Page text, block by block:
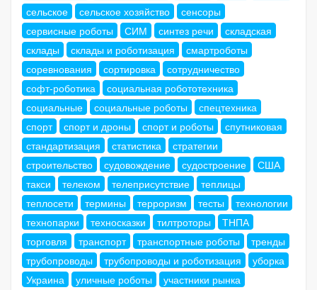
сельское
сельское хозяйство
сенсоры
сервисные роботы
СИМ синтез речи
складская
склады
склады и роботизация
смартроботы
соревнования
сортировка
сотрудничество
софт-роботика
социальная робототехника
социальные
социальные роботы
спецтехника
спорт
спорт и дроны спорт и роботы
спутниковая
стандартизация
статистика
стратегии
строительство
судовождение судостроение
США
такси
телеком телеприсутствие
теплицы
теплосети
термины терроризм тесты
технологии
технопарки
техносказки тилтроторы
ТНПА
торговля
транспорт транспортные роботы
тренды
трубопроводы
трубопроводы и роботизация
уборка
Украина
уличные роботы
участники рынка